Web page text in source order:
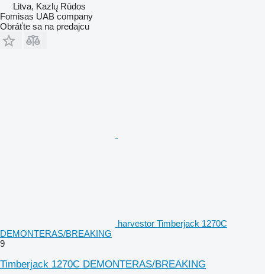
Litva, Kazlų Rūdos
Fomisas UAB company
Obráťte sa na predajcu
harvestor Timberjack 1270C
DEMONTERAS/BREAKING
9
Timberjack 1270C DEMONTERAS/BREAKING